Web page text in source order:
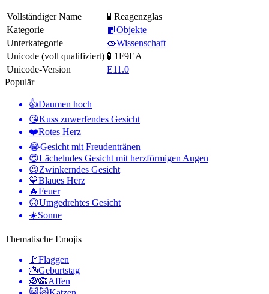
Vollständiger Name
🧪 Reagenzglas
Kategorie
📙Objekte
Unterkategorie
🧫Wissenschaft
Unicode (voll qualifiziert) 🧪 1F9EA
Unicode-Version
E11.0
Populär
👍Daumen hoch
😘Kuss zuwerfendes Gesicht
❤️Rotes Herz
😂Gesicht mit Freudentränen
😍Lächelndes Gesicht mit herzförmigen Augen
😉Zwinkerndes Gesicht
💙Blaues Herz
🔥Feuer
🙃Umgedrehtes Gesicht
☀️Sonne
Thematische Emojis
🚩Flaggen
🎂Geburtstag
🙈🙉Affen